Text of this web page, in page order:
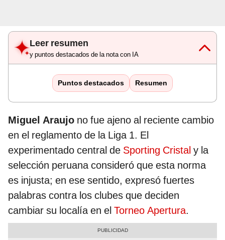
Leer resumen
y puntos destacados de la nota con IA
Puntos destacados Resumen
Miguel Araujo no fue ajeno al reciente cambio
en el reglamento de la Liga 1. El
experimentado central de Sporting Cristal y la
selección peruana consideró que esta norma
es injusta; en ese sentido, expresó fuertes
palabras contra los clubes que deciden
cambiar su localía en el Torneo Apertura.